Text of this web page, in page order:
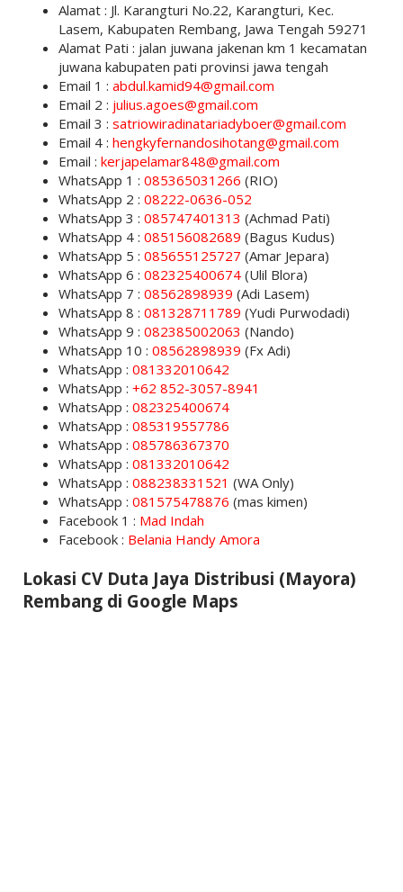
Alamat : Jl. Karangturi No.22, Karangturi, Kec.
Lasem, Kabupaten Rembang, Jawa Tengah 59271
Alamat Pati : jalan juwana jakenan km 1 kecamatan
juwana kabupaten pati provinsi jawa tengah
Email 1 : abdul.kamid94@gmail.com
Email 2 : julius.agoes@gmail.com
Email 3 : satriowiradinatariadyboer@gmail.com
Email 4 : hengkyfernandosihotang@gmail.com
Email : kerjapelamar848@gmail.com
WhatsApp 1 : 085365031266 (RIO)
WhatsApp 2 : 08222-0636-052
WhatsApp 3 : 085747401313 (Achmad Pati)
WhatsApp 4 : 085156082689 (Bagus Kudus)
WhatsApp 5 : 085655125727 (Amar Jepara)
WhatsApp 6 : 082325400674(Ulil Blora)
WhatsApp 7 : 08562898939 (Adi Lasem)
WhatsApp 8 : 081328711789 (Yudi Purwodadi)
WhatsApp 9 : 082385002063 (Nando)
WhatsApp 10 : 08562898939 (Fx Adi)
WhatsApp : 081332010642
WhatsApp : +62 852-3057-8941
WhatsApp : 082325400674
WhatsApp : 085319557786
WhatsApp : 085786367370
WhatsApp : 081332010642
WhatsApp : 088238331521 (WA Only)
WhatsApp : 081575478876 (mas kimen)
Facebook 1 : Mad Indah
Facebook : Belania Handy Amora
Lokasi CV Duta Jaya Distribusi (Mayora)
Rembang di Google Maps